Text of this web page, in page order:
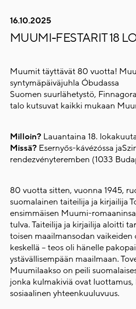
16.10.2025
MUUMI-FESTARIT 18
Muumit täyttävät 80 vuotta!
syntymäpäiväjuhla Óbudassa
Suomen suurlähetystö,
talo kutsuvat kaikki mukaan
Milloin? Lauantaina 18.
Missä? Esernyős-kávézóssa
rendezvényteremben (1033
80 vuotta sitten, vuonna 1945,
suomalainen taiteilija ja kirjailija
ensimmäisen Muumi-
tulva. Taiteilija ja kirjailija aloitti
toisen maailmansodan vaikeiden
keskellä – teos oli hänelle
ystävällisempään maailmaan.
Muumilaakso on peili
jonka kulmakiviä ovat luottamus,
sosiaalinen yhteenkuuluvuus.